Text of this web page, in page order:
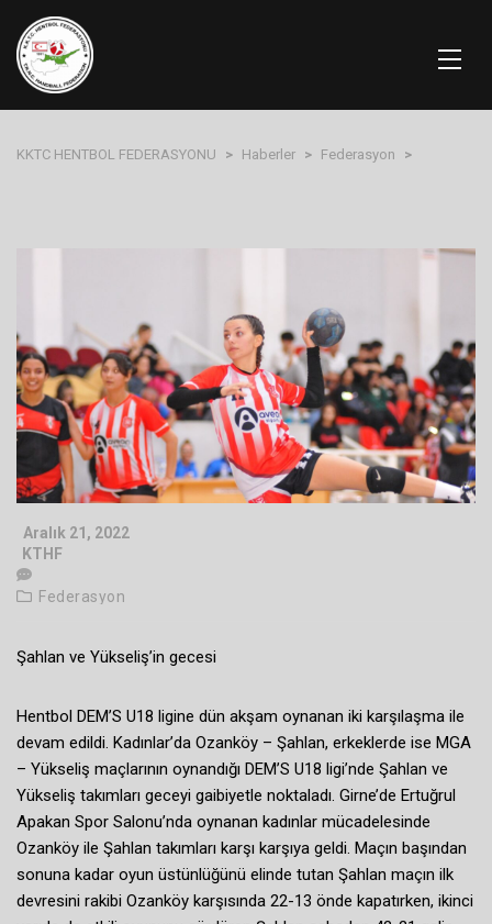
KKTC HENTBOL FEDERASYONU > Haberler > Federasyon >
Aralık 21, 2022
KTHF
Federasyon
Şahlan ve Yükseliş’in gecesi
Hentbol DEM’S U18 ligine dün akşam oynanan iki karşılaşma ile
devam edildi. Kadınlar’da Ozanköy – Şahlan, erkeklerde ise MGA
– Yükseliş maçlarının oynandığı DEM’S U18 ligi’nde Şahlan ve
Yükseliş takımları geceyi gaibiyetle noktaladı. Girne’de Ertuğrul
Apakan Spor Salonu’nda oynanan kadınlar mücadelesinde
Ozanköy ile Şahlan takımları karşı karşıya geldi. Maçın başından
sonuna kadar oyun üstünlüğünü elinde tutan Şahlan maçın ilk
devresini rakibi Ozanköy karşısında 22-13 önde kapatırken, ikinci